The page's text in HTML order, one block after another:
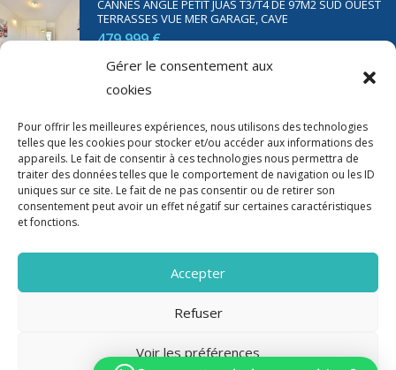
Gérer le consentement aux
cookies
Pour offrir les meilleures expériences, nous utilisons des technologies
telles que les cookies pour stocker et/ou accéder aux informations des
appareils. Le fait de consentir à ces technologies nous permettra de
traiter des données telles que le comportement de navigation ou les ID
uniques sur ce site. Le fait de ne pas consentir ou de retirer son
consentement peut avoir un effet négatif sur certaines caractéristiques
et fonctions.
Accepter
Refuser
Voir les préférences
CANNES ANGLE PETIT JUAS T3/T4 DE 97M2 SUD OUEST
TERRASSES VUE MER GARAGE, CAVE
479 999 €
TERRASSE PARKING
350 000 €
2020-2023 Riviera Immo - Tous Droits réservés -Mentions Légales